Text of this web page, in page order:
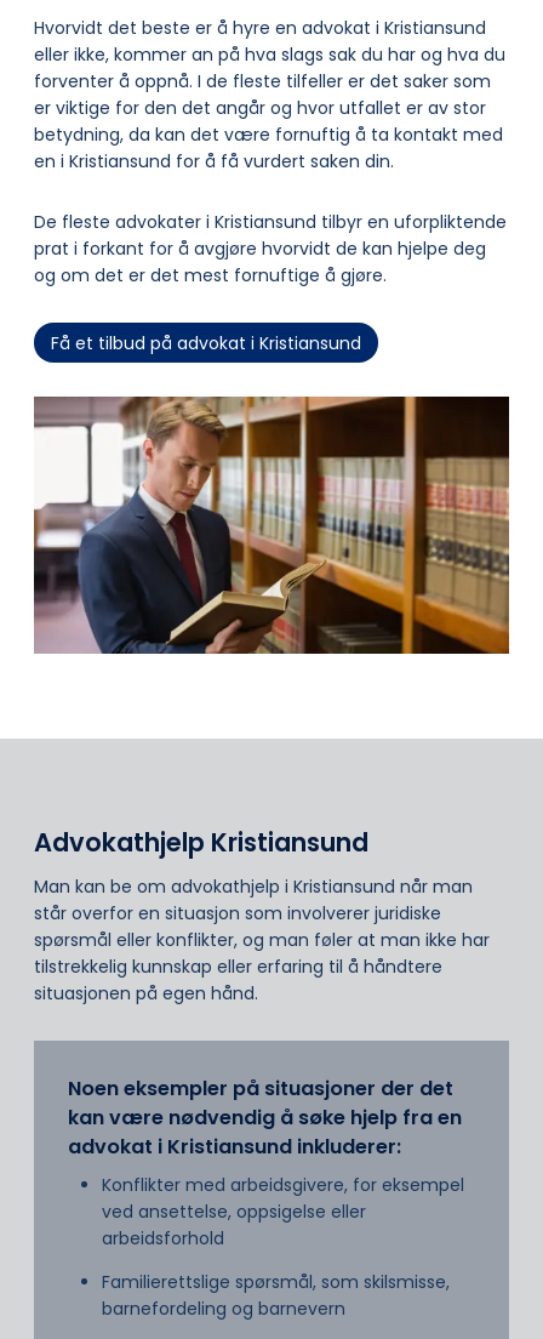
Hvorvidt det beste er å hyre en advokat i Kristiansund
eller ikke, kommer an på hva slags sak du har og hva du
forventer å oppnå. I de fleste tilfeller er det saker som
er viktige for den det angår og hvor utfallet er av stor
betydning, da kan det være fornuftig å ta kontakt med
en i Kristiansund for å få vurdert saken din.
De fleste advokater i Kristiansund tilbyr en uforpliktende
prat i forkant for å avgjøre hvorvidt de kan hjelpe deg
og om det er det mest fornuftige å gjøre.
Få et tilbud på advokat i Kristiansund
Advokathjelp Kristiansund
Man kan be om advokathjelp i Kristiansund når man
står overfor en situasjon som involverer juridiske
spørsmål eller konflikter, og man føler at man ikke har
tilstrekkelig kunnskap eller erfaring til å håndtere
situasjonen på egen hånd.
Noen eksempler på situasjoner der det
kan være nødvendig å søke hjelp fra en
advokat i Kristiansund inkluderer:
Konflikter med arbeidsgivere, for eksempel
ved ansettelse, oppsigelse eller
arbeidsforhold
Familierettslige spørsmål, som skilsmisse,
barnefordeling og barnevern